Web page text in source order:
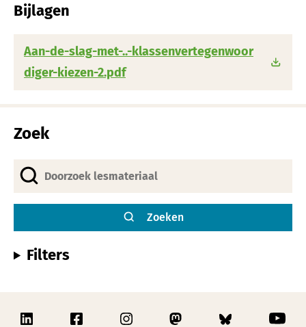
Bijlagen
Aan-de-slag-met-..-klassenvertegenwoor
diger-kiezen-2.pdf
Zoek
Zoeken
Filters